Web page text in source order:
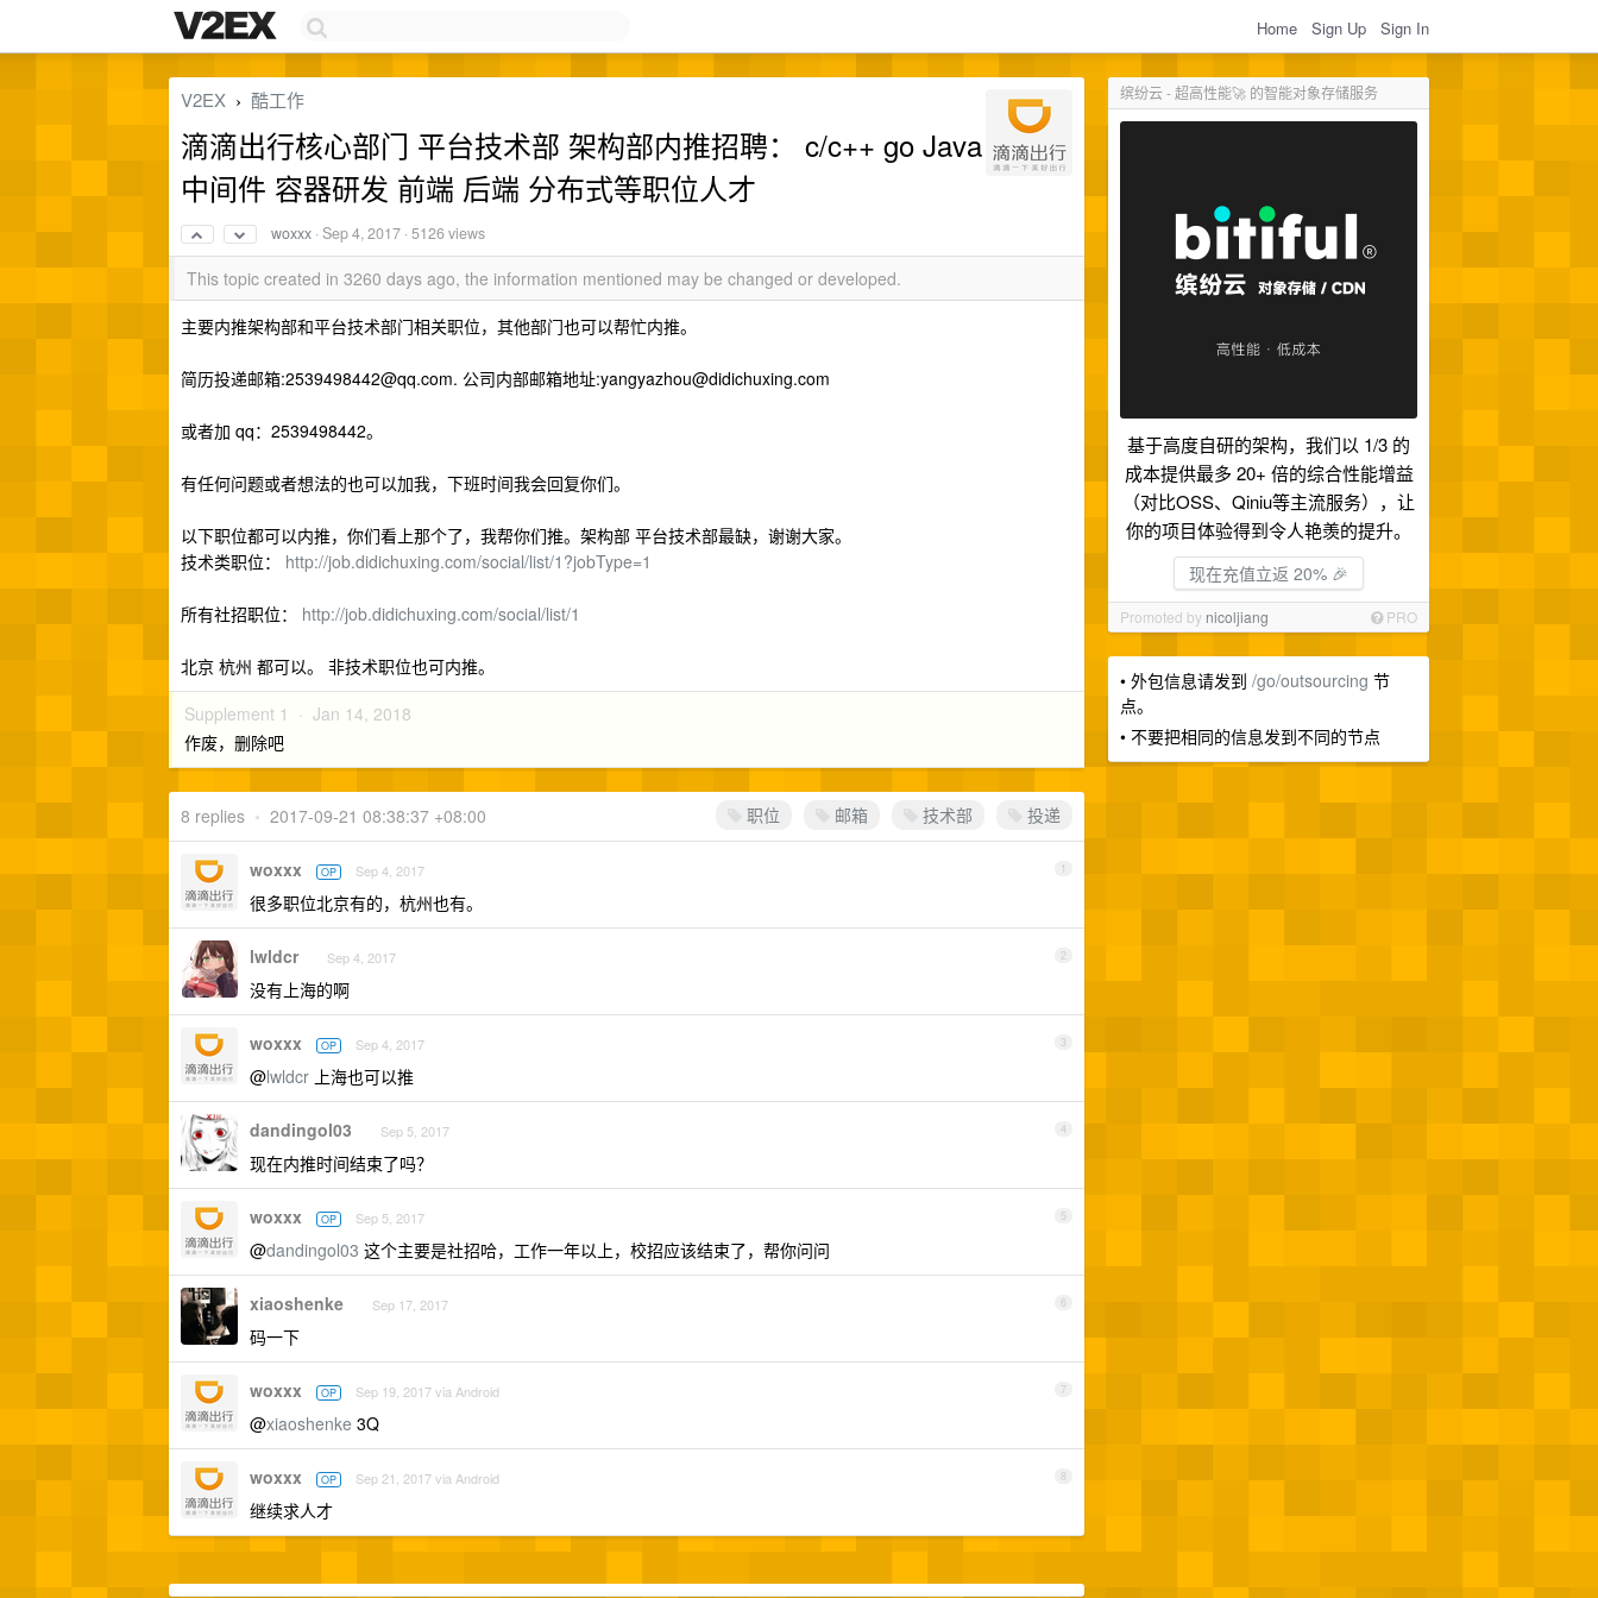
Home Sign Up Sign In
缤纷云 - 超高性能🚀 的智能对象存储服务
基于高度自研的架构，我们以 1/3 的
成本提供最多 20+ 倍的综合性能增益
（对比OSS、Qiniu等主流服务），让
你的项目体验得到令人艳羡的提升。
现在充值立返 20% 🎉
Promoted by nicoljiang PRO
• 外包信息请发到 /go/outsourcing 节
点。
• 不要把相同的信息发到不同的节点
V2EX › 酷工作
滴滴出行核心部门 平台技术部 架构部内推招聘： c/c++ go Java
中间件 容器研发 前端 后端 分布式等职位人才
woxxx ·Sep 4, 2017 · 5126 views
This topic created in 3260 days ago, the information mentioned may be changed or developed.
主要内推架构部和平台技术部门相关职位，其他部门也可以帮忙内推。
简历投递邮箱:2539498442@qq.com. 公司内部邮箱地址:yangyazhou@didichuxing.com
或者加 qq：2539498442。
有任何问题或者想法的也可以加我，下班时间我会回复你们。
以下职位都可以内推，你们看上那个了，我帮你们推。架构部 平台技术部最缺，谢谢大家。
技术类职位： http://job.didichuxing.com/social/list/1?jobType=1
所有社招职位： http://job.didichuxing.com/social/list/1
北京 杭州 都可以。 非技术职位也可内推。
Supplement 1 · Jan 14, 2018
作废，删除吧
职位 邮箱 技术部 投递
8 replies • 2017-09-21 08:38:37 +08:00
1
woxxx OP Sep 4, 2017
很多职位北京有的，杭州也有。
2
lwldcr Sep 4, 2017
没有上海的啊
3
woxxx OP Sep 4, 2017
@lwldcr 上海也可以推
4
dandingol03 Sep 5, 2017
现在内推时间结束了吗？
5
woxxx OP Sep 5, 2017
@dandingol03 这个主要是社招哈，工作一年以上，校招应该结束了，帮你问问
6
xiaoshenke Sep 17, 2017
码一下
7
woxxx OP Sep 19, 2017 via Android
@xiaoshenke 3Q
8
woxxx OP Sep 21, 2017 via Android
继续求人才